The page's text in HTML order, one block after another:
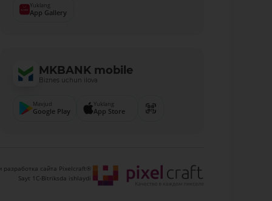
Yuklang
App Gallery
MKBANK mobile
Biznes uchun ilova
Mavjud
Google Play
Yuklang
App Store
разработка сайта Pixelcraft®
Sayt 1C-Bitriksda ishlaydi